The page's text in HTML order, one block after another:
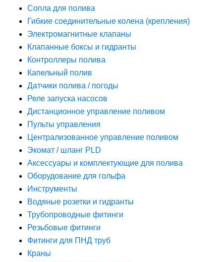
Сопла для полива
Гибкие соединительные колена (крепления)
Электромагнитные клапаны
Клапанные боксы и гидранты
Контроллеры полива
Капельный полив
Датчики полива / погоды
Реле запуска насосов
Дистанционное управление поливом
Пульты управления
Централизованное управление поливом
Экомат / шланг PLD
Аксессуары и комплектующие для полива
Оборудование для гольфа
Инструменты
Водяные розетки и гидранты
Трубопроводные фитинги
Резьбовые фитинги
Фитинги для ПНД труб
Краны